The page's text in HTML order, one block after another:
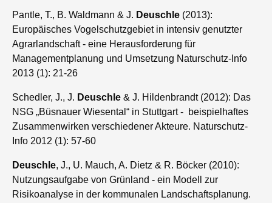
Pantle, T., B. Waldmann & J. Deuschle (2013):
Europäisches Vogelschutzgebiet in intensiv genutzter
Agrarlandschaft - eine Herausforderung für
Managementplanung und Umsetzung Naturschutz-Info
2013 (1): 21-26
Schedler, J., J. Deuschle & J. Hildenbrandt (2012): Das
NSG „Büsnauer Wiesental“ in Stuttgart - beispielhaftes
Zusammenwirken verschiedener Akteure. Naturschutz-
Info 2012 (1): 57-60
Deuschle, J., U. Mauch, A. Dietz & R. Böcker (2010):
Nutzungsaufgabe von Grünland - ein Modell zur
Risikoanalyse in der kommunalen Landschaftsplanung.